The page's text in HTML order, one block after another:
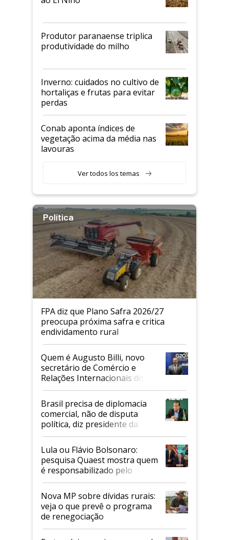
Produtor paranaense triplica
produtividade do milho
Inverno: cuidados no cultivo de
hortaliças e frutas para evitar
perdas
Conab aponta índices de
vegetação acima da média nas
lavouras
Ver todos los temas
Política
FPA diz que Plano Safra 2026/27
preocupa próxima safra e critica
endividamento rural
Quem é Augusto Billi, novo
secretário de Comércio e
Relações Internacionais do
Mapa
Brasil precisa de diplomacia
comercial, não de disputa
política, diz presidente da
Faesp
Lula ou Flávio Bolsonaro:
pesquisa Quaest mostra quem
é responsabilizado pelo
tarifaço dos EUA
Nova MP sobre dívidas rurais:
veja o que prevê o programa
de renegociação